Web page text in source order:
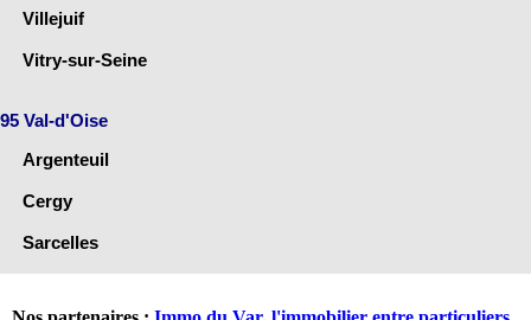
Villejuif
Vitry-sur-Seine
95 Val-d'Oise
Argenteuil
Cergy
Sarcelles